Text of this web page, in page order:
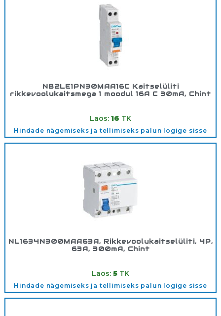
NB2LE1PN30MAA16C Kaitselüliti
rikkevoolukaitsmega 1 moodul 16A C 30mA, Chint
Laos: 16 TK
Hindade nägemiseks ja tellimiseks palun logige sisse
NL1634N300MAA63A, Rikkevoolukaitselüliti, 4P,
63A, 300mA, Chint
Laos: 5 TK
Hindade nägemiseks ja tellimiseks palun logige sisse